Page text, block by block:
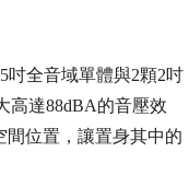
吋全音域單體與2顆2吋
高達88dBA的音壓效
間位置，讓置身其中的